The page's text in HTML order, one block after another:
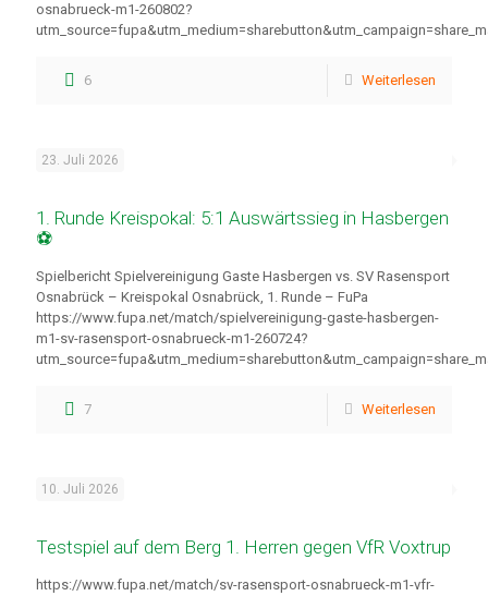
osnabrueck-m1-260802?
6 Weiterlesen
23. Juli 2026
1. Runde Kreispokal: 5:1 Auswärtssieg in Hasbergen
⚽
Spielbericht Spielvereinigung Gaste Hasbergen vs. SV Rasensport
Osnabrück – Kreispokal Osnabrück, 1. Runde – FuPa
https://www.fupa.net/match/spielvereinigung-gaste-hasbergen-
m1-sv-rasensport-osnabrueck-m1-260724?
7 Weiterlesen
10. Juli 2026
Testspiel auf dem Berg 1. Herren gegen VfR Voxtrup
https://www.fupa.net/match/sv-rasensport-osnabrueck-m1-vfr-